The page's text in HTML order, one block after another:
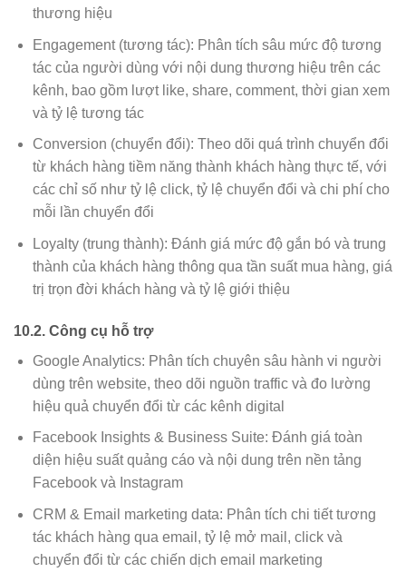
thương hiệu
Engagement (tương tác): Phân tích sâu mức độ tương
tác của người dùng với nội dung thương hiệu trên các
kênh, bao gồm lượt like, share, comment, thời gian xem
và tỷ lệ tương tác
Conversion (chuyển đổi): Theo dõi quá trình chuyển đổi
từ khách hàng tiềm năng thành khách hàng thực tế, với
các chỉ số như tỷ lệ click, tỷ lệ chuyển đổi và chi phí cho
mỗi lần chuyển đổi
Loyalty (trung thành): Đánh giá mức độ gắn bó và trung
thành của khách hàng thông qua tần suất mua hàng, giá
trị trọn đời khách hàng và tỷ lệ giới thiệu
10.2. Công cụ hỗ trợ
Google Analytics: Phân tích chuyên sâu hành vi người
dùng trên website, theo dõi nguồn traffic và đo lường
hiệu quả chuyển đổi từ các kênh digital
Facebook Insights & Business Suite: Đánh giá toàn
diện hiệu suất quảng cáo và nội dung trên nền tảng
Facebook và Instagram
CRM & Email marketing data: Phân tích chi tiết tương
tác khách hàng qua email, tỷ lệ mở mail, click và
chuyển đổi từ các chiến dịch email marketing